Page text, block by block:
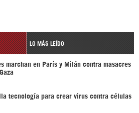
LO MÁS LEÍDO
marchan en París y Milán contra masacres
tecnología para crear virus contra células